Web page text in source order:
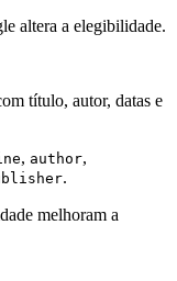
altera a elegibilidade.
título, autor, datas e
, author,
.
melhoram a